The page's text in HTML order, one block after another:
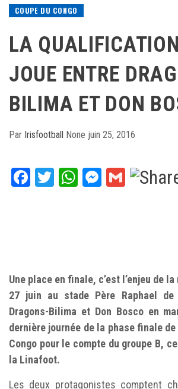
COUPE DU CONGO
LA
JOUE ENTRE
BILIMA ET DON
Par Irisfootball None juin 25, 2016
Facebook
TwitterWhatsApp
Gmail
Une place en finale, c’est l’enjeu de
27 juin au stade Père Raphael
Dragons-Bilima et Don Bosco en
dernière journée de la phase finale
Congo pour le compte du groupe B,
la Linafoot.
Les deux protagonistes comptent